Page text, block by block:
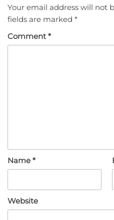
Your email address will not
fields are marked *
Comment *
Name *
Website